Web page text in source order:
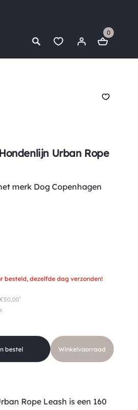
0
Urban Rope
merk Dog Copenhagen
besteld, dezelfde dag verzonden!
*
bestel Winkelvoorraad
Rope Leash is een 160